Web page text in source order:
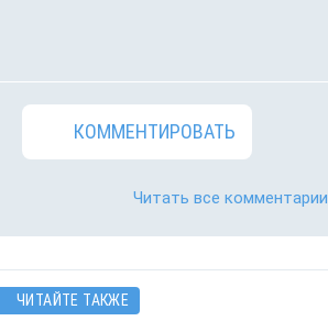
КОММЕНТИРОВАТЬ
Читать все комментарии
ЧИТАЙТЕ ТАКЖЕ